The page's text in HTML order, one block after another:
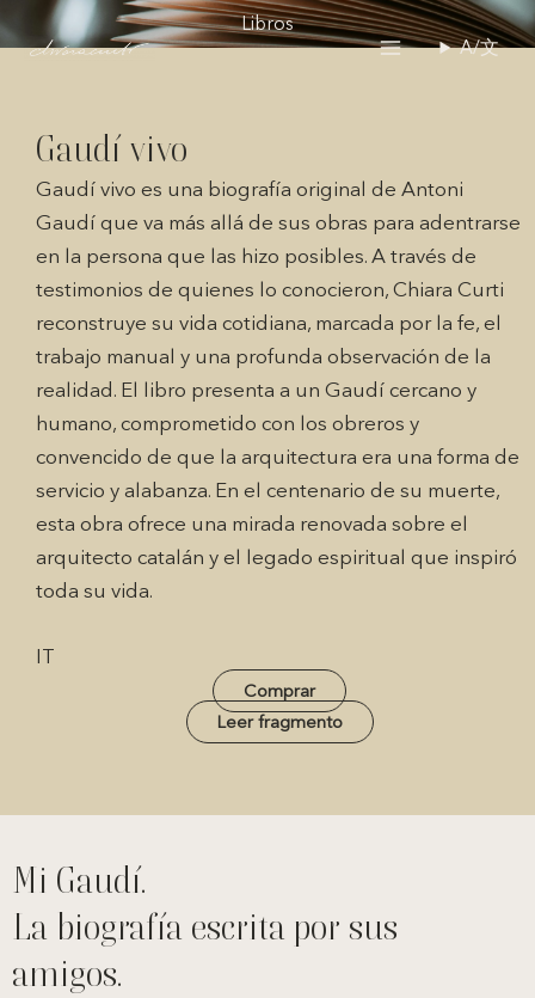
al
A/文
Libros
Gaudí vivo
Gaudí vivo es una biografía original de Antoni
Gaudí que va más allá de sus obras para adentrarse
en la persona que las hizo posibles. A través de
testimonios de quienes lo conocieron, Chiara Curti
reconstruye su vida cotidiana, marcada por la fe, el
trabajo manual y una profunda observación de la
realidad. El libro presenta a un Gaudí cercano y
humano, comprometido con los obreros y
convencido de que la arquitectura era una forma de
servicio y alabanza. En el centenario de su muerte,
esta obra ofrece una mirada renovada sobre el
arquitecto catalán y el legado espiritual que inspiró
toda su vida.
IT
Comprar
Leer fragmento
Mi Gaudí.
La biografía escrita por sus
amigos.